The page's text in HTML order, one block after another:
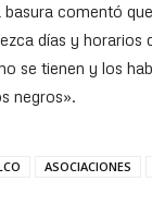
basura comentó
días y horarios
se tienen y los
negros».
ASOCIACIONES